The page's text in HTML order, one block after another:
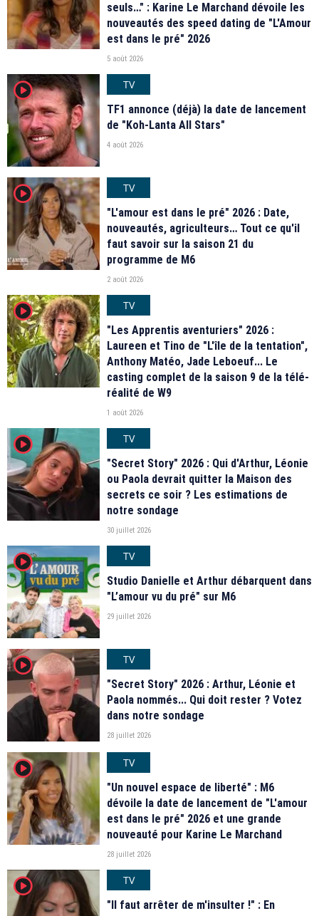
seuls…" : Karine Le Marchand dévoile les
nouveautés des speed dating de "L'Amour
est dans le pré" 2026
5 août 2026
player2
TV
TF1 annonce (déjà) la date de lancement
de "Koh-Lanta All Stars"
4 août 2026
player2
TV
"L'amour est dans le pré" 2026 : Date,
nouveautés, agriculteurs… Tout ce qu'il
faut savoir sur la saison 21 du
programme de M6
2 août 2026
player2
TV
"Les Apprentis aventuriers" 2026 :
Laureen et Tino de "L'île de la tentation",
Anthony Matéo, Jade Leboeuf... Le
casting complet de la saison 9 de la télé-
réalité de W9
1 août 2026
player2
TV
"Secret Story" 2026 : Qui d'Arthur, Léonie
ou Paola devrait quitter la Maison des
secrets ce soir ? Les estimations de
notre sondage
30 juillet 2026
player2
TV
Studio Danielle et Arthur débarquent dans
"L’amour vu du pré" sur M6
29 juillet 2026
player2
TV
"Secret Story" 2026 : Arthur, Léonie et
Paola nommés... Qui doit rester ? Votez
dans notre sondage
28 juillet 2026
player2
TV
"Un nouvel espace de liberté" : M6
dévoile la date de lancement de "L'amour
est dans le pré" 2026 et une grande
nouveauté pour Karine Le Marchand
28 juillet 2026
player2
TV
"Il faut arrêter de m'insulter !" : En